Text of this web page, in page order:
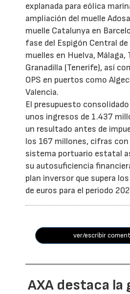
explanada para eólica
ampliación del muelle
muelle Catalunya en
fase del Espigón Central
muelles en Huelva, Málaga,
Granadilla (Tenerife), así
OPS en puertos como
Valencia.
El presupuesto
unos ingresos de 1.437
un resultado antes de
los 167 millones, cifras con
sistema portuario estatal
su autosuficiencia
plan inversor que supera
de euros para el periodo
ver/escribir
AXA destaca la